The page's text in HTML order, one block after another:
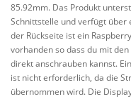
85.92mm. Das Produkt
Schnittstelle und verfügt über
der Rückseite ist ein
vorhanden so dass du mit
direkt anschrauben kannst.
ist nicht erforderlich, da die
übernommen wird. Die